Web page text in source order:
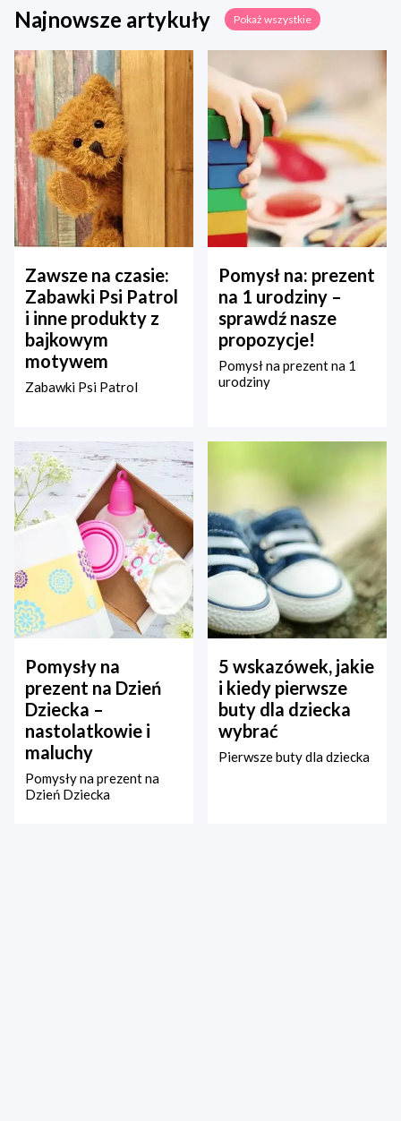
Najnowsze artykuły Pokaż wszystkie
Zawsze na czasie:
Zabawki Psi Patrol
i inne produkty z
bajkowym
motywem
Zabawki Psi Patrol
Pomysł na: prezent
na 1 urodziny –
sprawdź nasze
propozycje!
Pomysł na prezent na 1
urodziny
Pomysły na
prezent na Dzień
Dziecka –
nastolatkowie i
maluchy
Pomysły na prezent na
Dzień Dziecka
5 wskazówek, jakie
i kiedy pierwsze
buty dla dziecka
wybrać
Pierwsze buty dla dziecka